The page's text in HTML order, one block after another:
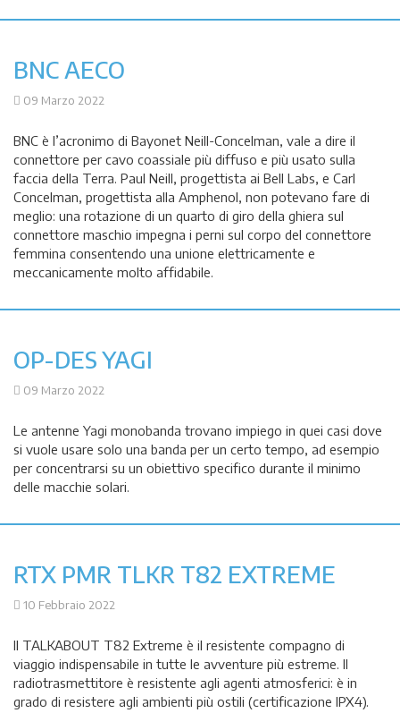
BNC AECO
09 Marzo 2022
BNC è l’acronimo di Bayonet Neill-Concelman, vale a dire il
connettore per cavo coassiale più diffuso e più usato sulla
faccia della Terra. Paul Neill, progettista ai Bell Labs, e Carl
Concelman, progettista alla Amphenol, non potevano fare di
meglio: una rotazione di un quarto di giro della ghiera sul
connettore maschio impegna i perni sul corpo del connettore
femmina consentendo una unione elettricamente e
meccanicamente molto affidabile.
OP-DES YAGI
09 Marzo 2022
Le antenne Yagi monobanda trovano impiego in quei casi dove
si vuole usare solo una banda per un certo tempo, ad esempio
per concentrarsi su un obiettivo specifico durante il minimo
delle macchie solari.
RTX PMR TLKR T82 EXTREME
10 Febbraio 2022
Il TALKABOUT T82 Extreme è il resistente compagno di
viaggio indispensabile in tutte le avventure più estreme. Il
radiotrasmettitore è resistente agli agenti atmosferici: è in
grado di resistere agli ambienti più ostili (certificazione IPX4).